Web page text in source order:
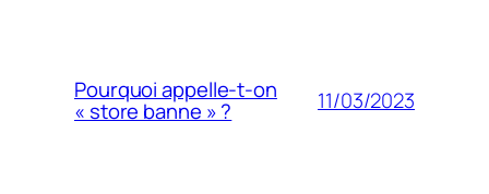
Pourquoi appelle-t-on
« store banne » ? 11/03/2023